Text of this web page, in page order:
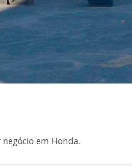
em Honda.